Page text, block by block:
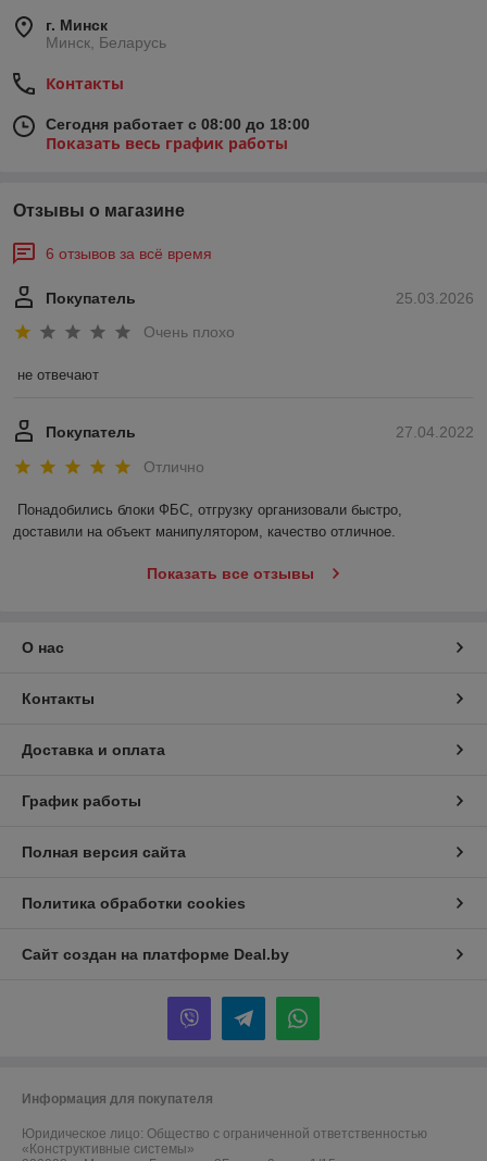
г. Минск
Минск, Беларусь
Контакты
Сегодня работает с 08:00 до 18:00
Показать весь график работы
Отзывы о магазине
6 отзывов за всё время
25.03.2026
Покупатель
Очень плохо
не отвечают
27.04.2022
Покупатель
Отлично
Понадобились блоки ФБС, отгрузку организовали быстро,
доставили на объект манипулятором, качество отличное.
Показать все отзывы
О нас
Контакты
Доставка и оплата
График работы
Полная версия сайта
Политика обработки cookies
Сайт создан на платформе Deal.by
Информация для покупателя
Юридическое лицо: Общество с ограниченной ответственностью
«Конструктивные системы»